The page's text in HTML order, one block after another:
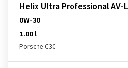
Helix Ultra Professional AV-
0W-30
1.00 l
Porsche C30